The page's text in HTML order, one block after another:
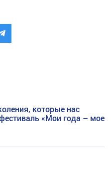
которые нас
«Мои года – мое